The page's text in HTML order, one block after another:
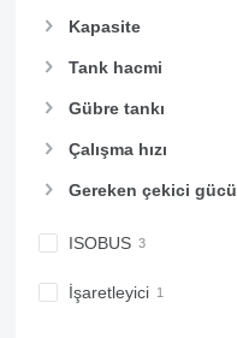
Kapasite
Tank hacmi
Gübre tankı
Çalışma hızı
Gereken çekici gücü
ISOBUS
İşaretleyici